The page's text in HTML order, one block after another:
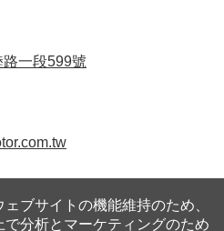
ブサイトの機能維持のため、
で分析とマーケティングのため
一段599號